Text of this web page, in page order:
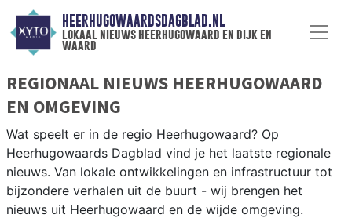
HEERHUGOWAARDSDAGBLAD.NL
lokaal nieuws heerhugowaard en dijk en
waard
REGIONAAL NIEUWS HEERHUGOWAARD
EN OMGEVING
Wat speelt er in de regio Heerhugowaard? Op
Heerhugowaards Dagblad vind je het laatste regionale
nieuws. Van lokale ontwikkelingen en infrastructuur tot
bijzondere verhalen uit de buurt - wij brengen het
nieuws uit Heerhugowaard en de wijde omgeving.